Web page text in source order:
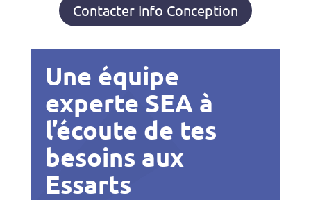
Contacter Info Conception
Une équipe
experte SEA à
l’écoute de tes
besoins aux
Essarts